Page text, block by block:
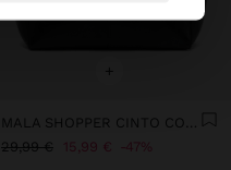
+
29,99 €
15,99 € 47%